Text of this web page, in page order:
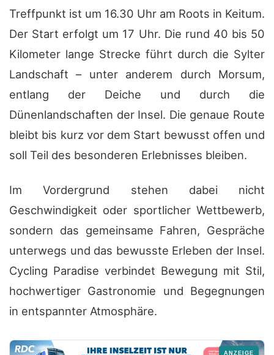
Treffpunkt ist um 16.30 Uhr am Roots in Keitum.
Der Start erfolgt um 17 Uhr. Die rund 40 bis 50
Kilometer lange Strecke führt durch die Sylter
Landschaft – unter anderem durch Morsum,
entlang der Deiche und durch die
Dünenlandschaften der Insel. Die genaue Route
bleibt bis kurz vor dem Start bewusst offen und
soll Teil des besonderen Erlebnisses bleiben.
Im Vordergrund stehen dabei nicht
Geschwindigkeit oder sportlicher Wettbewerb,
sondern das gemeinsame Fahren, Gespräche
unterwegs und das bewusste Erleben der Insel.
Cycling Paradise verbindet Bewegung mit Stil,
hochwertiger Gastronomie und Begegnungen
in entspannter Atmosphäre.